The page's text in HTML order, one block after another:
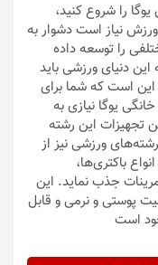
را شروع کنید،
نیاز است دشوار به
را توسعه داده
دنیای ورزشی باید
است که شما برای
یوگا نیازی به
تجهیزات این رشته
ورزشی نیز از
باکتری‌ها،
جذب نماید. این
پوستی و نرمی و قابل
است